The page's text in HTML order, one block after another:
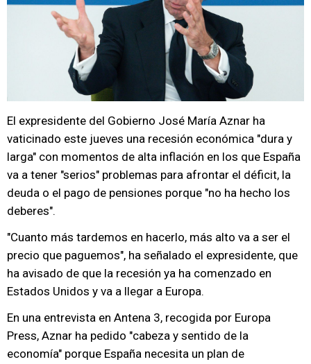
El expresidente del Gobierno José María Aznar ha
vaticinado este jueves una recesión económica "dura y
larga" con momentos de alta inflación en los que España
va a tener "serios" problemas para afrontar el déficit, la
deuda o el pago de pensiones porque "no ha hecho los
deberes".
"Cuanto más tardemos en hacerlo, más alto va a ser el
precio que paguemos", ha señalado el expresidente, que
ha avisado de que la recesión ya ha comenzado en
Estados Unidos y va a llegar a Europa.
En una entrevista en Antena 3, recogida por Europa
Press, Aznar ha pedido "cabeza y sentido de la
economía" porque España necesita un plan de